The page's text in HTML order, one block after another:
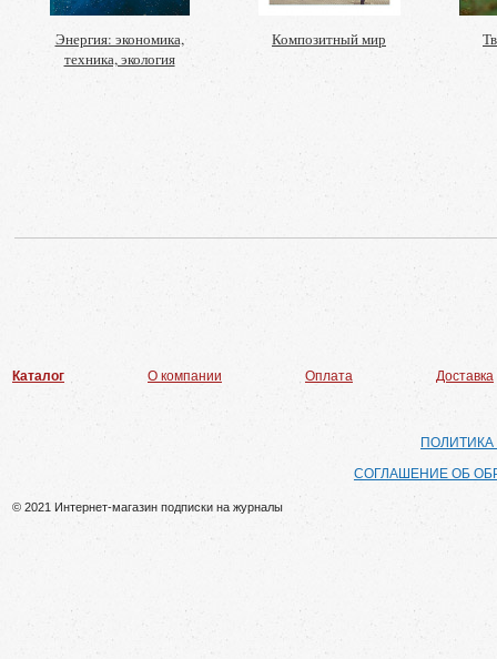
Энергия: экономика,
техника, экология
Композитный мир
Каталог О компании Оплата Доставка
СОГЛАШЕНИЕ ОБ
© 2021 Интернет-магазин подписки на журналы